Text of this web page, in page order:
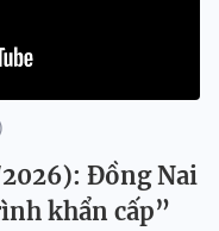
Đồng Nai
khẩn cấp”